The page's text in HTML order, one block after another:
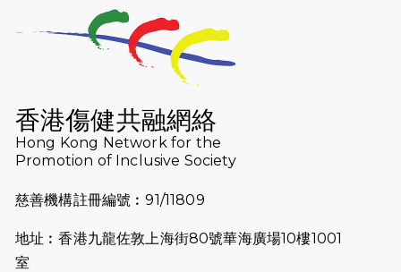
成就毅行壯舉
尋找跑會的故事 #23 | 猛龍長跑會 -
Why Not Run
2024-11-07
樂施毅行者｜毅行40「堅」並肩下周
五開鑼 逾4千健兒蓄勢待發
跑友黃志輝(Jeff)和鄭子健(Jason)
2024-10-22
#WhyNotRun 試跑員一號的領跑體
香港傷健共融網絡
Hong Kong Network for the
Promotion of Inclusive Society
慈善機構註冊編號︰91/11809
地址︰香港九龍佐敦上海街80號華海廣場10樓1001
室